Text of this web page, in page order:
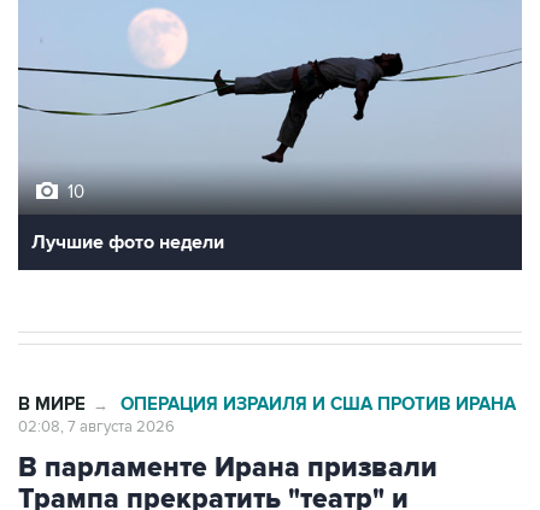
10
Лучшие фото недели
В МИРЕ → ОПЕРАЦИЯ ИЗРАИЛЯ И США ПРОТИВ ИРАНА
02:08, 7 августа 2026
В парламенте Ирана призвали
Трампа прекратить "театр" и